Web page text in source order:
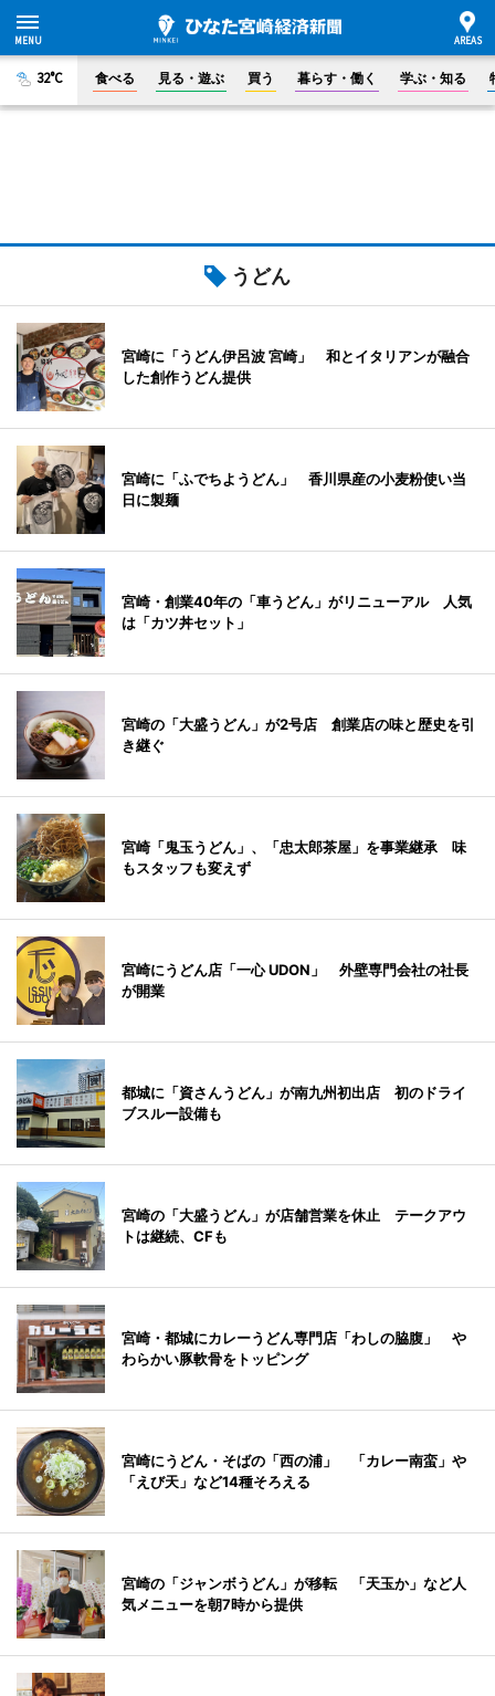
32°C 食べる 見る・遊ぶ 買う 暮らす・働く 学ぶ・知る
うどん
宮崎に「うどん伊呂波 宮崎」 和とイタリアンが融合
した創作うどん提供
宮崎に「ふでちようどん」 香川県産の小麦粉使い当
日に製麺
宮崎・創業40年の「車うどん」がリニューアル 人気
は「カツ丼セット」
宮崎の「大盛うどん」が2号店 創業店の味と歴史を引
き継ぐ
宮崎「鬼玉うどん」、「忠太郎茶屋」を事業継承 味
もスタッフも変えず
宮崎にうどん店「一心 UDON」 外壁専門会社の社長
が開業
都城に「資さんうどん」が南九州初出店 初のドライ
ブスルー設備も
宮崎の「大盛うどん」が店舗営業を休止 テークアウ
トは継続、CFも
宮崎・都城にカレーうどん専門店「わしの脇腹」 や
わらかい豚軟骨をトッピング
宮崎にうどん・そばの「西の浦」 「カレー南蛮」や
「えび天」など14種そろえる
宮崎の「ジャンボうどん」が移転 「天玉か」など人
気メニューを朝7時から提供